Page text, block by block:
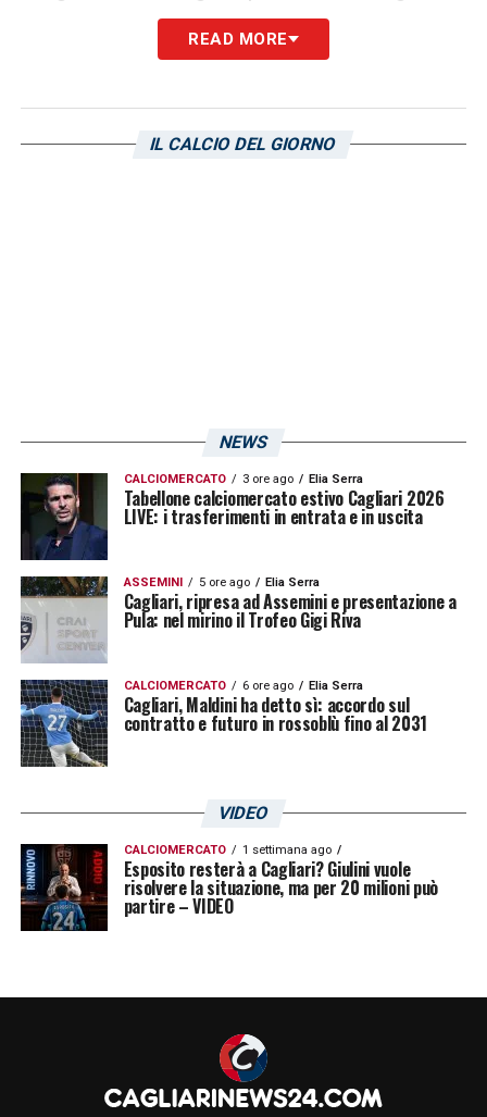
Ecco il voto e il giudizio de L’Unione Sarda
per il tecnico Ranieri:«La coppia Lapadula-
sembra l’ombra di se stesso. In balìa del
READ MORE
IL CALCIO DEL GIORNO
NEWS
CALCIOMERCATO 3 ore ago Elia Serra
Tabellone calciomercato estivo Cagliari 2026
LIVE: i trasferimenti in entrata e in uscita
ASSEMINI 5 ore ago Elia Serra
Cagliari, ripresa ad Assemini e presentazione a
Pula: nel mirino il Trofeo Gigi Riva
CALCIOMERCATO 6 ore ago Elia Serra
Cagliari, Maldini ha detto sì: accordo sul
contratto e futuro in rossoblù fino al 2031
VIDEO
CALCIOMERCATO 1 settimana ago
Esposito resterà a Cagliari? Giulini vuole
risolvere la situazione, ma per 20 milioni può
partire – VIDEO